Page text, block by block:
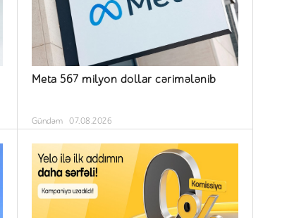
Meta 567 milyon dollar cərimələnib
Gündəm 07.08.2026